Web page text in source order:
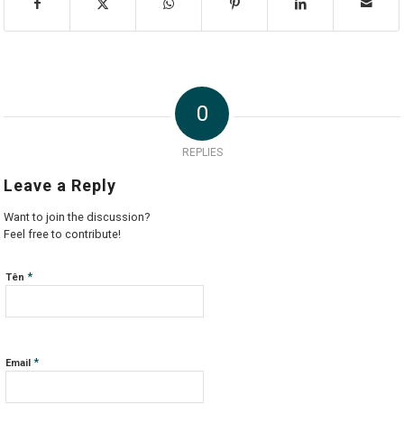
0
REPLIES
Leave a Reply
Want to join the discussion?
Feel free to contribute!
Tên*
Email*